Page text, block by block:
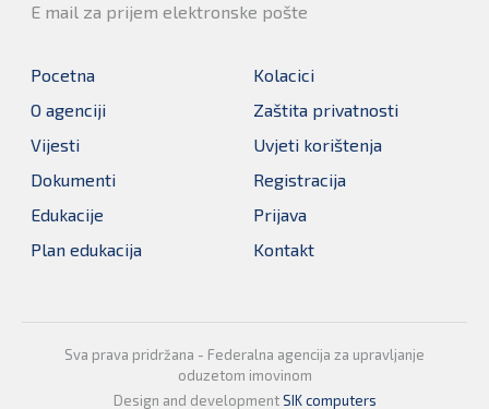
E mail za prijem elektronske pošte
Pocetna
O agenciji
Vijesti
Dokumenti
Edukacije
Plan edukacija
Kolacici
Zaštita privatnosti
Uvjeti korištenja
Registracija
Prijava
Kontakt
Sva prava pridržana - Federalna agencija za upravljanje
oduzetom imovinom
Design and developmentSIK computers